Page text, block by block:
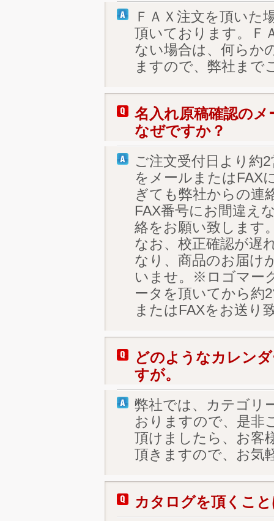
ＦＡＸ注文を頂いた
頂いております。Ｆ
ない場合は、何らか
ますので、弊社まで
名入れ原稿確認の
なぜですか？
ご注文受付日より約
をメールまたはFAX
ぎても弊社からの連
FAX番号にお間違え
絡をお願い致します
なお、校正確認が遅
なり、商品のお届け
いませ。※ロゴマー
ータを頂いてから約
またはFAXをお送り
どのようなカレン
すが。
弊社では、カテゴリ
おりますので、是非
頂けましたら、お客
頂きますので、お気
カタログを頂くこ